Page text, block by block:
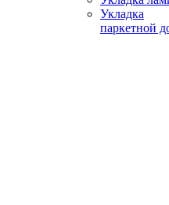
Укладка
паркетной